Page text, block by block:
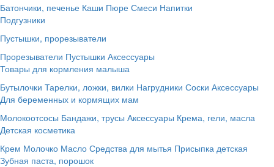
Батончики, печенье Каши Пюре Смеси Напитки
Подгузники
Пустышки, прорезыватели
Прорезыватели Пустышки Аксессуары
Товары для кормления малыша
Бутылочки Тарелки, ложки, вилки Нагрудники Соски Аксессуары
Для беременных и кормящих мам
Молокоотсосы Бандажи, трусы Аксессуары Крема, гели, масла
Детская косметика
Крем Молочко Масло Средства для мытья Присыпка детская
Зубная паста, порошок